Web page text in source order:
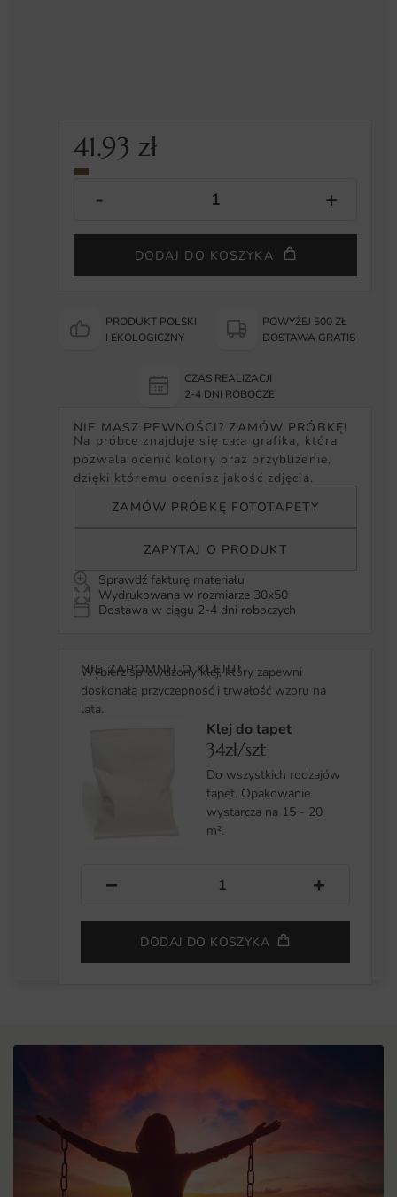
41.93zł
DODAJ DO KOSZYKA
PRODUKT POLSKI
I EKOLOGICZNY
POWYŻEJ 500 ZŁ
DOSTAWA GRATIS
CZAS REALIZACJI
2-4 DNI ROBOCZE
NIE MASZ PEWNOŚCI? ZAMÓW PRÓBKĘ!
Na próbce znajduje się cała grafika, która
pozwala ocenić kolory oraz przybliżenie,
dzięki któremu ocenisz jakość zdjęcia.
ZAMÓW PRÓBKĘ FOTOTAPETY
ZAPYTAJ O PRODUKT
Sprawdź fakturę materiału
Wydrukowana w rozmiarze 30x50
Dostawa w ciągu 2-4 dni roboczych
NIE ZAPOMNIJ O KLEJU!
Wybierz sprawdzony klej, który zapewni
doskonałą przyczepność i trwałość wzoru na
lata.
Klej do tapet
34zł/szt
Do wszystkich rodzajów
tapet. Opakowanie
wystarcza na 15 - 20
m².
− +
DODAJ DO KOSZYKA